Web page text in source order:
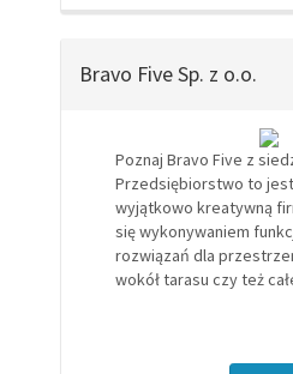
Bravo Five Sp. z o.o.
Poznaj Bravo Five z
Przedsiębiorstwo to
wyjątkowo kreatywną
się wykonywaniem
rozwiązań dla
wokół tarasu czy też